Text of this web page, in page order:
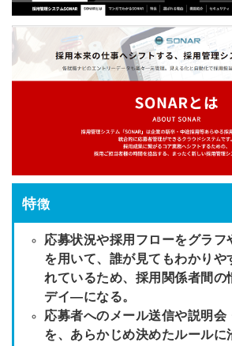
特徴
応募状況や採用フローをグラフ
を用いて、誰が見てもわかりや
れているため、採用関係者間の
デイ―になる。
応募者へのメール送信や説明会
を、あらかじめ決めたルールに